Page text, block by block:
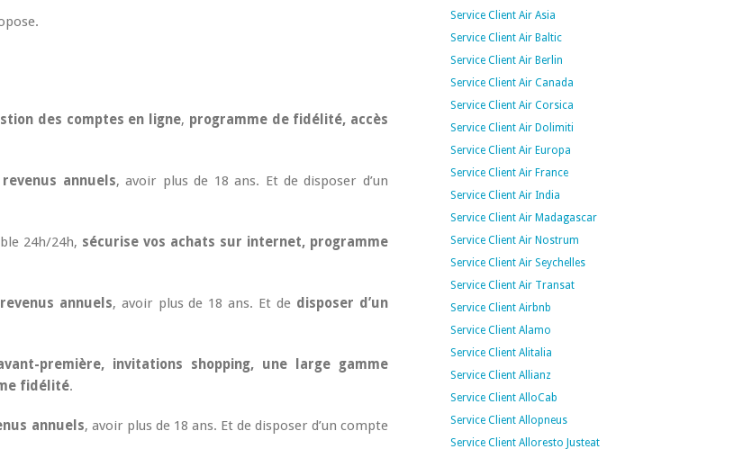
des comptes en ligne, programme de fidélité, accès
revenus annuels, avoir plus de 18 ans. Et de disposer d’un
24h/24h, sécurise vos achats sur internet, programme
annuels, avoir plus de 18 ans. Et de disposer d’un
première, invitations shopping, une large gamme
fidélité.
annuels, avoir plus de 18 ans. Et de disposer d’un compte
Service Client Air Asia
Service Client Air Baltic
Service Client Air Berlin
Service Client Air Canada
Service Client Air Corsica
Service Client Air Dolimiti
Service Client Air Europa
Service Client Air France
Service Client Air India
Service Client Air Madagascar
Service Client Air Nostrum
Service Client Air Seychelles
Service Client Air Transat
Service Client Airbnb
Service Client Alamo
Service Client Alitalia
Service Client Allianz
Service Client AlloCab
Service Client Allopneus
Service Client Alloresto Justeat